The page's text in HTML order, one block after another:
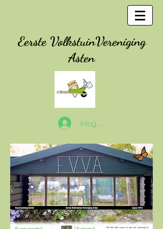
EersteVolkstuinVereniging
Asten
Inloggen